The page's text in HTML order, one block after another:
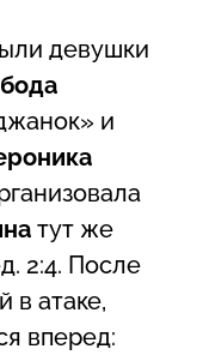
девушки
и
тут же
2:4. После
в атаке,
вперед: